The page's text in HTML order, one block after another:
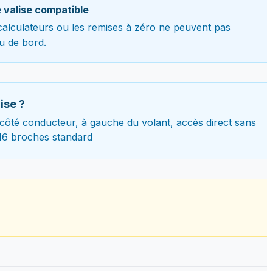
compatible
ou les remises à zéro ne peuvent pas
de bord.
?
conducteur, à gauche du volant, accès direct sans
broches standard